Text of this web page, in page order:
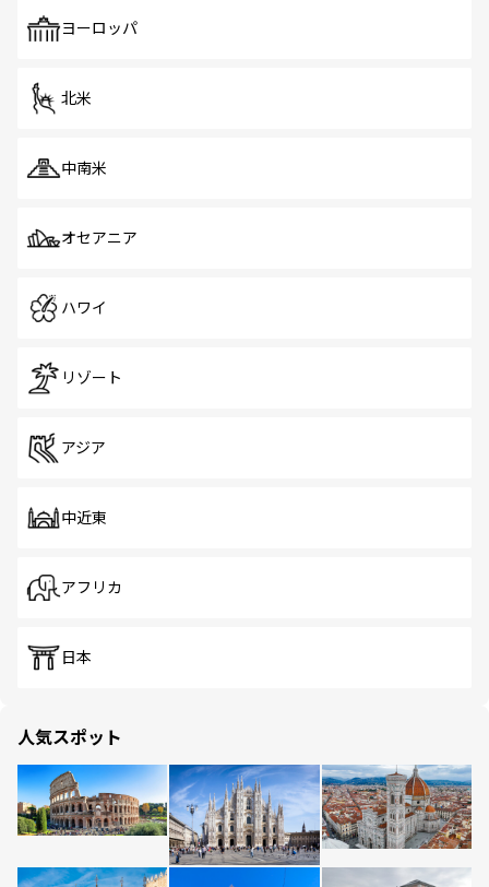
で、ホーカーズは地元の風情を楽しめる外せないスポット
ヨーロッパ
北米
中南米
オセアニア
ハワイ
リゾート
アジア
中近東
アフリカ
日本
人気スポット